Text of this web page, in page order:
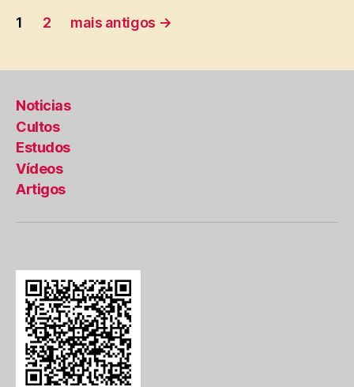
Paginação
posts
1 2 mais antigos →
Noticias
Cultos
Estudos
Vídeos
Artigos